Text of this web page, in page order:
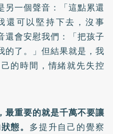
另一個聲音：「這點累還
還可以堅持下去，沒事
還會安慰我們：「把孩子
的了。」但結果就是，我
的時間，情緒就先失控
最重要的就是千萬不要讓
態。 多提升自己的覺察